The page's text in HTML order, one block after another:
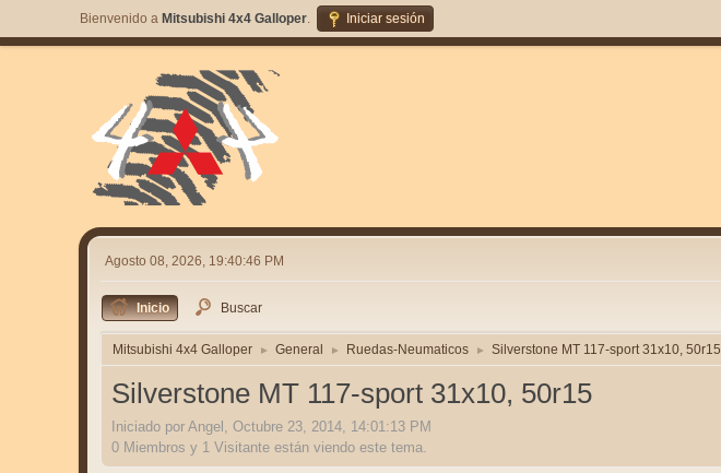
Bienvenido a Mitsubishi 4x4 Galloper. Iniciar sesión
Agosto 08, 2026, 19:40:46 PM
Inicio Buscar
Mitsubishi 4x4 Galloper ► General ► Ruedas-Neumaticos ► Silverstone MT 117-sport 31x10, 50r15
Silverstone MT 117-sport 31x10, 50r15
Iniciado por Angel, Octubre 23, 2014, 14:01:13 PM
0 Miembros y 1 Visitante están viendo este tema.